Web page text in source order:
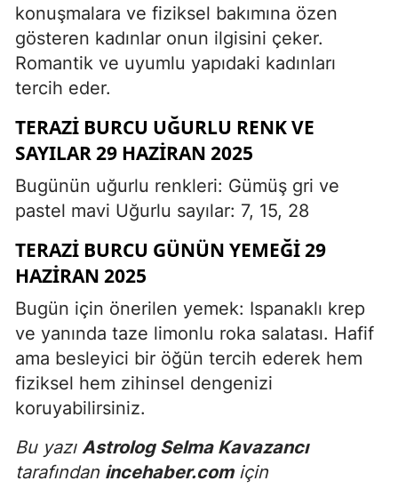
konuşmalara ve fiziksel bakımına özen
gösteren kadınlar onun ilgisini çeker.
Romantik ve uyumlu yapıdaki kadınları
tercih eder.
TERAZI BURCU UĞURLU RENK VE
SAYILAR 29 HAZIRAN 2025
Bugünün uğurlu renkleri: Gümüş gri ve
pastel mavi Uğurlu sayılar: 7, 15, 28
TERAZI BURCU GÜNÜN YEMEĞI 29
HAZIRAN 2025
Bugün için önerilen yemek: Ispanaklı krep
ve yanında taze limonlu roka salatası. Hafif
ama besleyici bir öğün tercih ederek hem
fiziksel hem zihinsel dengenizi
koruyabilirsiniz.
Bu yazı Astrolog Selma Kavazancı
tarafından incehaber.comiçin